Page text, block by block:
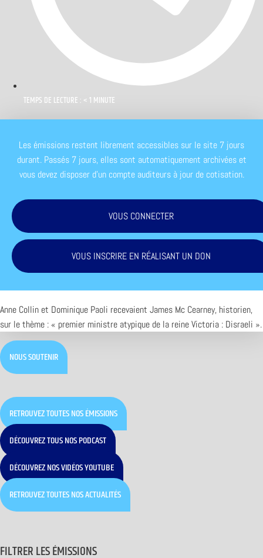
TEMPS DE LECTURE : < 1 MINUTE
Les émissions restent librement accessibles sur le site 7 jours
durant. Passés 7 jours, elles sont automatiquement archivées et
vous devez disposer d'un compte auditeurs à jour de cotisation.
VOUS CONNECTER
VOUS INSCRIRE EN RÉALISANT UN DON
Anne Collin et Dominique Paoli recevaient James Mc Cearney, historien,
sur le thème : « premier ministre atypique de la reine Victoria : Disraeli ».
NOUS SOUTENIR
RETROUVEZ TOUTES NOS ÉMISSIONS
DÉCOUVREZ TOUS NOS PODCAST
DÉCOUVREZ NOS VIDÉOS YOUTUBE
RETROUVEZ TOUTES NOS ACTUALITÉS
FILTRER LES ÉMISSIONS